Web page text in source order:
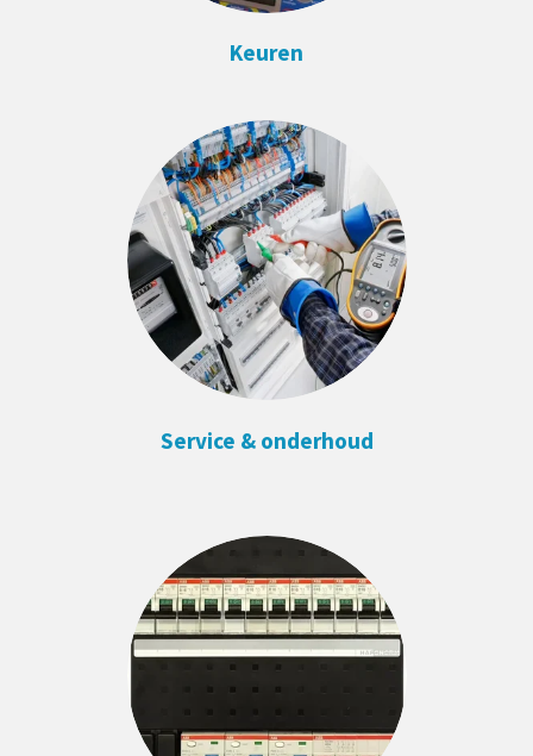
Keuren
Service & onderhoud